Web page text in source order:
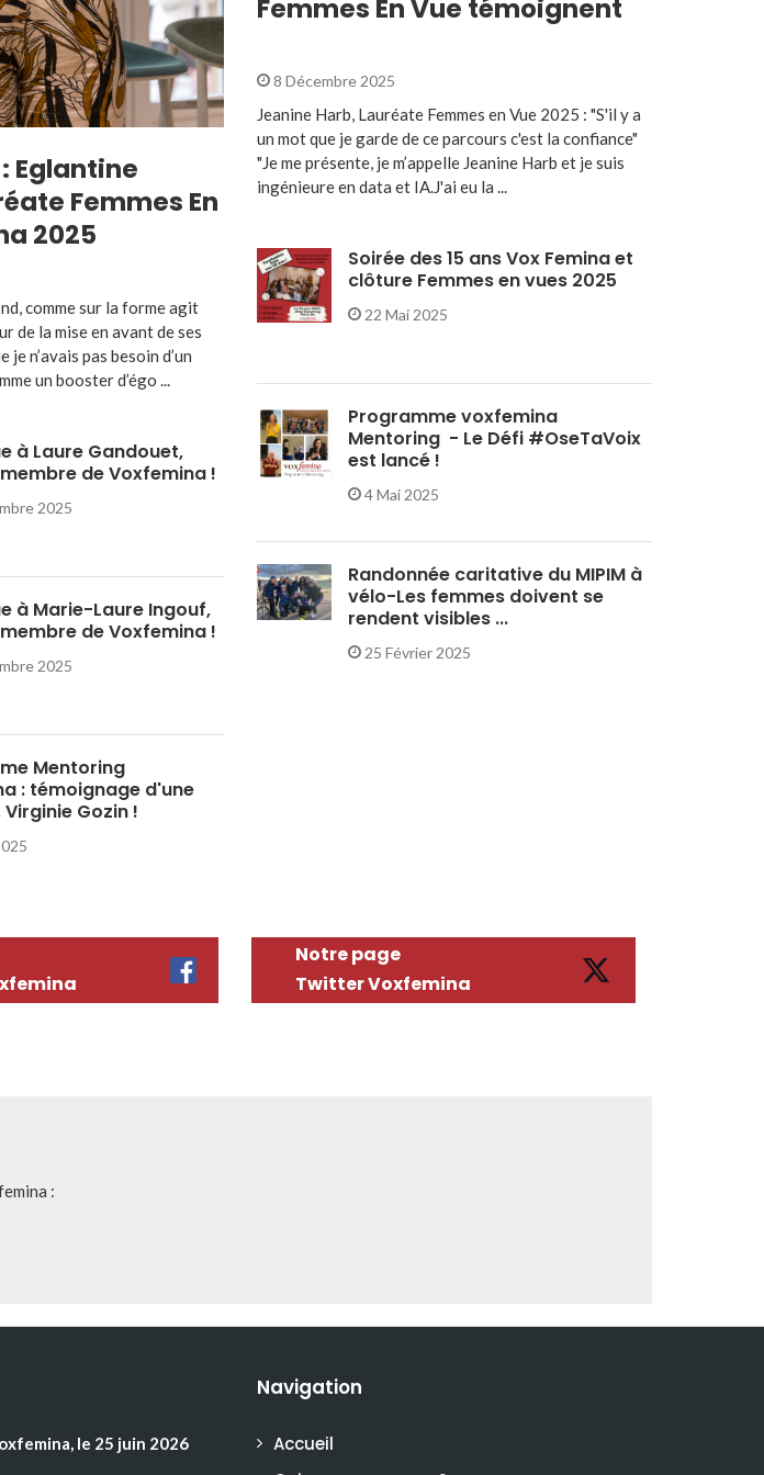
Eglantine
Femmes En
2025
comme sur la forme agit
de la mise en avant de ses
n’avais pas besoin d’un
un booster d’égo ...
à Laure Gandouet,
de Voxfemina !
2025
à Marie-Laure Ingouf,
de Voxfemina !
2025
Mentoring
: témoignage d'une
Gozin !
Femmes En Vue témoignent
8 Décembre 2025
Jeanine Harb, Lauréate Femmes en Vue 2025 : "S'il y a
un mot que je garde de ce parcours c'est la confiance"
"Je me présente, je m’appelle Jeanine Harb et je suis
ingénieure en data et IA.J'ai eu la ...
Soirée des 15 ans Vox Femina et
clôture Femmes en vues 2025
22 Mai 2025
Programme voxfemina
Mentoring - Le Défi #OseTaVoix
est lancé !
4 Mai 2025
Randonnée caritative du MIPIM à
vélo-Les femmes doivent se
rendent visibles ...
25 Février 2025
Notre page
Twitter Voxfemina
:
le 25 juin 2026
Navigation
Accueil